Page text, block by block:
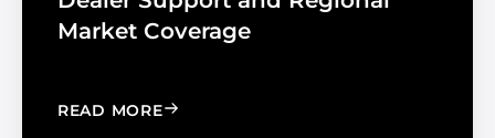
Market Coverage
READ MORE: MADICO EXPANDS SALES